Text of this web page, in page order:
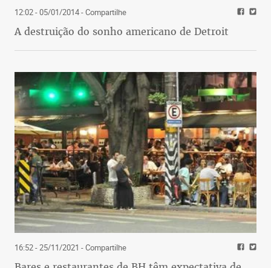
12:02 - 05/01/2014- Compartilhe
A destruição do sonho americano de Detroit
16:52 - 25/11/2021 - Compartilhe